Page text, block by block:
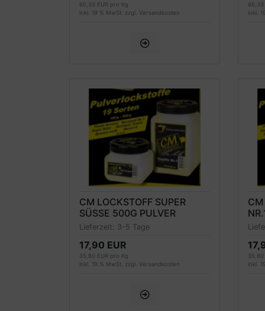
66,33 EUR pro Kg
inkl. 19 % MwSt. zzgl. Versandkosten
66,33
inkl.
CM LOCKSTOFF SUPER
SÜSSE 500G PULVER
Lieferzeit: 3-5 Tage
17,90 EUR
35,80 EUR pro Kg
inkl. 19 % MwSt. zzgl. Versandkosten
CM
35,80
inkl.